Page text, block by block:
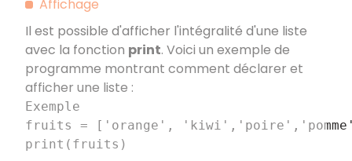
Affichage
Il est possible d'afficher l'intégralité d'une liste
avec la fonction print. Voici un exemple de
programme montrant comment déclarer et
afficher une liste :
Exemple
fruits = ['orange',
print(fruits)